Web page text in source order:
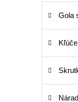
Gola
Kľúče